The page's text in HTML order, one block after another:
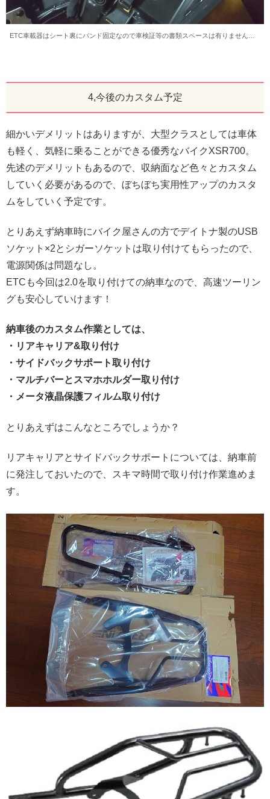
ETC車載器はシート裏にバンド固定なので車検証等の書類スペースは有りません…
4,今後のカスタム予定
細かいデメリットはありますが、大型クラスとしては車体
も軽く、気軽に乗ることができる優秀なバイクXSR700。
先述のデメリットもあるので、収納面など色々とカスタム
していく必要があるので、ぼちぼち実用性アップのカスタ
ムをしていく予定です。
とりあえず納車時にバイク屋さんの方でデイトナ製のUSB
ソケット×2とシガーソケットは取り付けてもらったので、
電源関係は問題なし。
ETCも今回は2.0を取り付けての納車なので、高速ツーリン
グも安心していけます！
納車後のカスタム作業としては、
・リアキャリア&取り付け
・サイドバックサポート取り付け
・マルチバーとスマホホルダー取り付け
・メータ液晶保護フィルム取り付け
とりあえずはこんなところでしょうか？
リアキャリアとサイドバックサポートについては、納車前
に発注しておいたので、スキマ時間で取り付け作業進めま
す。